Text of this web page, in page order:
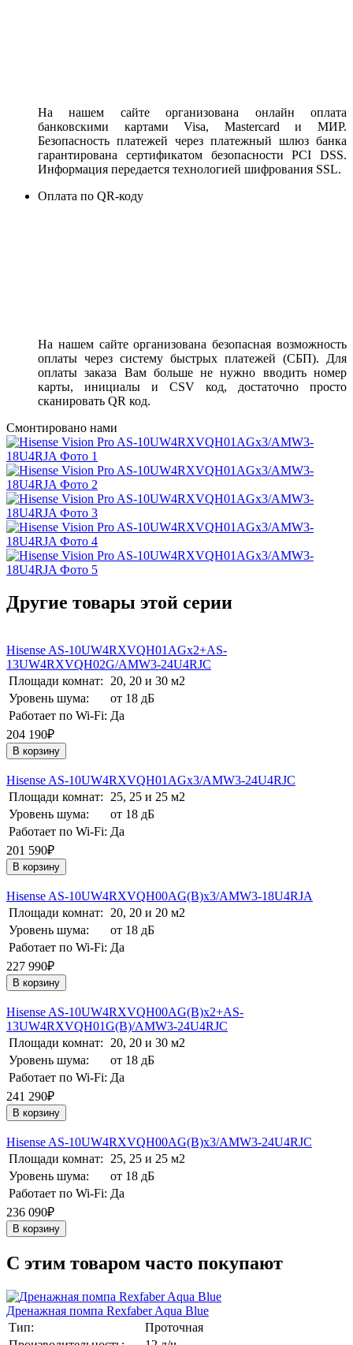
На нашем сайте организована онлайн оплата
банковскими картами Visa, Mastercard и МИР.
Безопасность платежей через платежный шлюз банка
гарантирована сертификатом безопасности PCI DSS.
Информация передается технологией шифрования SSL.
Оплата по QR-коду
На нашем сайте организована безопасная возможность
оплаты через систему быстрых платежей (СБП). Для
оплаты заказа Вам больше не нужно вводить номер
карты, инициалы и CSV код, достаточно просто
сканировать QR код.
Смонтировано нами
Другие товары этой серии
Hisense AS-10UW4RXVQH01AGх2+AS-
13UW4RXVQH02G/AMW3-24U4RJC
Площади комнат:
20, 20 и 30 м2
Уровень шума:
от 18 дБ
Работает по Wi-Fi: Да
204 190₽
В корзину
Hisense AS-10UW4RXVQH01AGх3/AMW3-24U4RJC
Площади комнат:
25, 25 и 25 м2
Уровень шума:
от 18 дБ
Работает по Wi-Fi: Да
201 590₽
В корзину
Hisense AS-10UW4RXVQH00AG(B)х3/AMW3-18U4RJA
Площади комнат:
20, 20 и 20 м2
Уровень шума:
от 18 дБ
Работает по Wi-Fi: Да
227 990₽
В корзину
Hisense AS-10UW4RXVQH00AG(B)х2+AS-
13UW4RXVQH01G(B)/AMW3-24U4RJC
Площади комнат:
20, 20 и 30 м2
Уровень шума:
от 18 дБ
Работает по Wi-Fi: Да
241 290₽
В корзину
Hisense AS-10UW4RXVQH00AG(B)х3/AMW3-24U4RJC
Площади комнат:
25, 25 и 25 м2
Уровень шума:
от 18 дБ
Работает по Wi-Fi: Да
236 090₽
В корзину
C этим товаром часто покупают
Дренажная помпа Rexfaber Aqua Blue
Тип:
Проточная